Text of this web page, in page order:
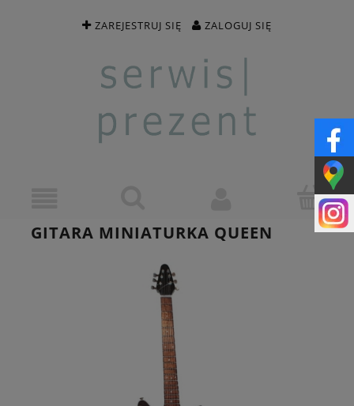
ZAREJESTRUJ SIĘ ZALOGUJ SIĘ
GITARA MINIATURKA QUEEN